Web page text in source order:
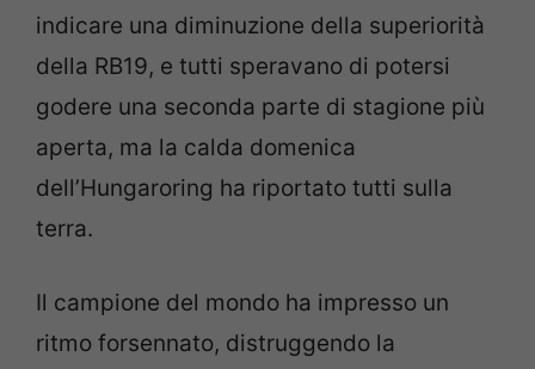
indicare una diminuzione della superiorità
della RB19, e tutti speravano di potersi
godere una seconda parte di stagione più
aperta, ma la calda domenica
dell’Hungaroring ha riportato tutti sulla
terra.
Il campione del mondo ha impresso un
ritmo forsennato, distruggendo la